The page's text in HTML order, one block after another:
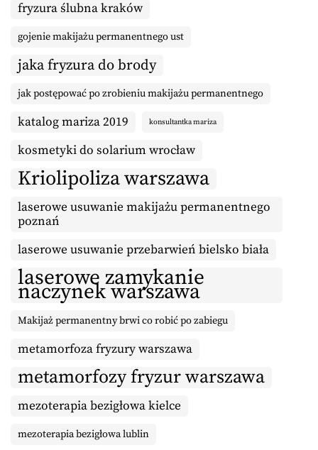
fryzura ślubna kraków
gojenie makijażu permanentnego ust
jaka fryzura do brody
jak postępować po zrobieniu makijażu permanentnego
katalog mariza 2019 konsultantka mariza
kosmetyki do solarium wrocław
Kriolipoliza warszawa
laserowe usuwanie makijażu permanentnego
poznań
laserowe usuwanie przebarwień bielsko biała
laserowe zamykanie
naczynek warszawa
Makijaż permanentny brwi co robić po zabiegu
metamorfoza fryzury warszawa
metamorfozy fryzur warszawa
mezoterapia bezigłowa kielce
mezoterapia bezigłowa lublin